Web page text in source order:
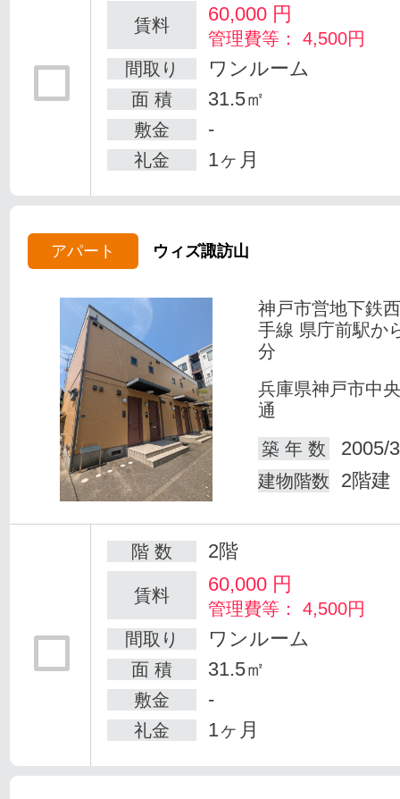
賃料 60,000 円
管理費等： 4,500円
間取り
ワンルーム
面 積 31.5㎡
敷金 -
礼金 1ヶ月
アパート ウィズ諏訪山
神戸市営地下鉄
手線 県庁前駅か
分
兵庫県神戸市中
通
築 年 数
2005/
建物階数 2階建
階 数 2階
賃料 60,000 円
管理費等： 4,500円
間取り
ワンルーム
面 積 31.5㎡
敷金 -
礼金 1ヶ月